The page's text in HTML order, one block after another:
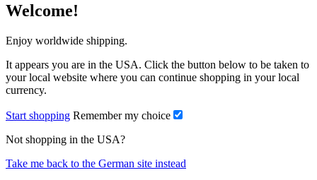
Welcome!
Enjoy worldwide shipping.
It appears you are in the USA. Click the button below to be taken to
your local website where you can continue shopping in your local
currency.
Start shopping Remember my choice
Not shopping in the USA?
Take me back to the German site instead